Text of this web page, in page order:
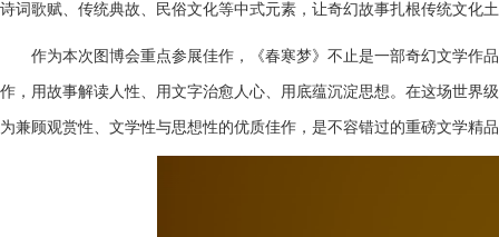
诗词歌赋、传统典故、民俗文化等中式元素，让奇幻故事扎根传统文化
作为本次图博会重点参展佳作，《春寒梦》 不止是一部奇幻文学作
作，用故事解读人性、用文字治愈人心、用底蕴沉淀思想。在这场世界
为兼顾观赏性、文学性与思想性的优质佳作，是不容错过的重磅文学精品